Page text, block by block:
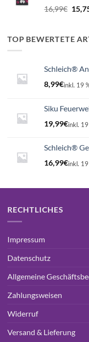
16,99€
Preis
TOP BEWERTETE
Schleich®
8,99€inkl. 19
Siku
19,99€inkl.
Schleich®
16,99€inkl.
RECHTLICHES
Impressum
Datenschutz
Allgemeine
Zahlungsweisen
Widerruf
Versand & Lieferung